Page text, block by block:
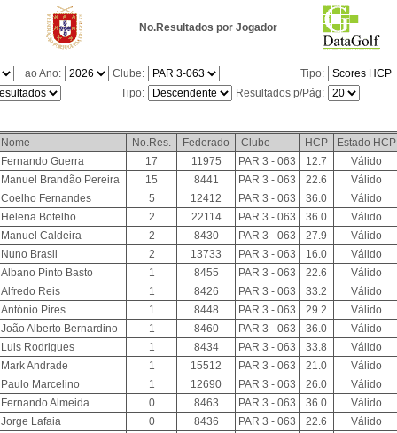
No.Resultados por Jogador
ao Ano: Clube:
Tipo:
Tipo: Resultados p/Pág:
Nome No.Res. Federado Clube HCP
Estado HCP
Fernando Guerra
17 11975 PAR 3 - 063 12.7
Válido
Manuel Brandão Pereira
15 8441 PAR 3 - 063 22.6
Válido
Coelho Fernandes
5 12412 PAR 3 - 063 36.0
Válido
Helena Botelho
2 22114 PAR 3 - 063 36.0
Válido
Manuel Caldeira
2 8430 PAR 3 - 063 27.9
Válido
Nuno Brasil
2 13733 PAR 3 - 063 16.0
Válido
Albano Pinto Basto
1 8455 PAR 3 - 063 22.6
Válido
Alfredo Reis
1 8426 PAR 3 - 063 33.2
Válido
António Pires
1 8448 PAR 3 - 063 29.2
Válido
João Alberto Bernardino
1 8460 PAR 3 - 063 36.0
Válido
Luis Rodrigues
1 8434 PAR 3 - 063 33.8
Válido
Mark Andrade
1 15512 PAR 3 - 063 21.0
Válido
Paulo Marcelino
1 12690 PAR 3 - 063 26.0
Válido
Fernando Almeida
0 8463 PAR 3 - 063 36.0
Válido
Jorge Lafaia
0 8436 PAR 3 - 063 22.6
Válido